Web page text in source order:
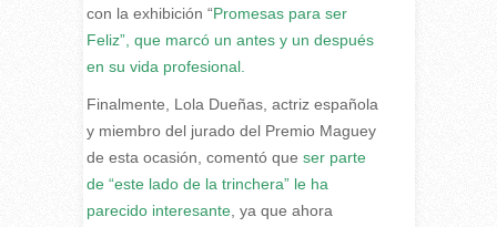
con la exhibición “Promesas para ser
Feliz”, que marcó un antes y un después
en su vida profesional.
Finalmente, Lola Dueñas, actriz española
y miembro del jurado del Premio Maguey
de esta ocasión, comentó que ser parte
de “este lado de la trinchera” le ha
parecido interesante, ya que ahora